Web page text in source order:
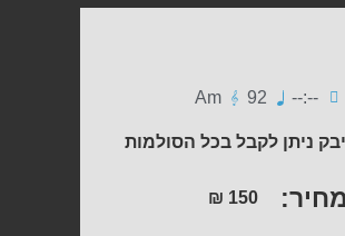
--:--
92
Am
ניתן לקבל בכל הסולמות
מחיר: ₪ 150